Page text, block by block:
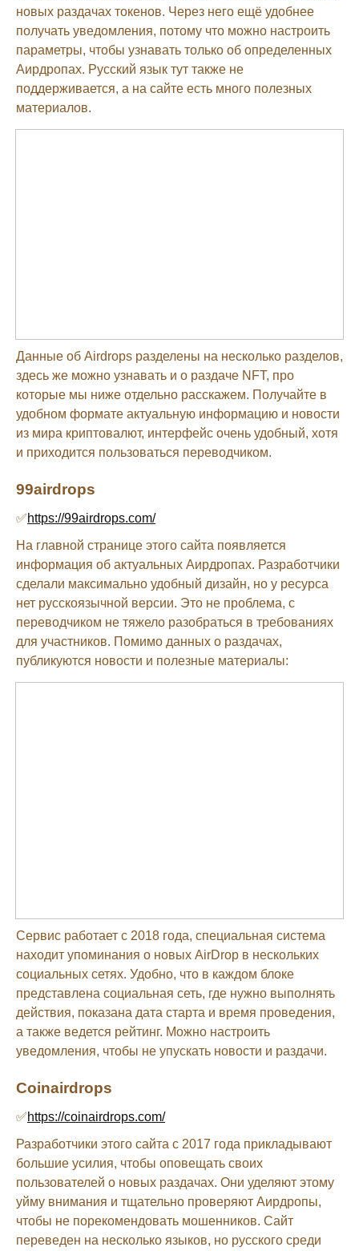
новых раздачах токенов. Через него ещё удобнее
получать уведомления, потому что можно настроить
параметры, чтобы узнавать только об определенных
Аирдропах. Русский язык тут также не
поддерживается, а на сайте есть много полезных
материалов.
Данные об Airdrops разделены на несколько разделов,
здесь же можно узнавать и о раздаче NFT, про
которые мы ниже отдельно расскажем. Получайте в
удобном формате актуальную информацию и новости
из мира криптовалют, интерфейс очень удобный, хотя
и приходится пользоваться переводчиком.
99airdrops
✅https://99airdrops.com/
На главной странице этого сайта появляется
информация об актуальных Аирдропах. Разработчики
сделали максимально удобный дизайн, но у ресурса
нет русскоязычной версии. Это не проблема, с
переводчиком не тяжело разобраться в требованиях
для участников. Помимо данных о раздачах,
публикуются новости и полезные материалы:
Сервис работает с 2018 года, специальная система
находит упоминания о новых AirDrop в нескольких
социальных сетях. Удобно, что в каждом блоке
представлена социальная сеть, где нужно выполнять
действия, показана дата старта и время проведения,
а также ведется рейтинг. Можно настроить
уведомления, чтобы не упускать новости и раздачи.
Coinairdrops
✅https://coinairdrops.com/
Разработчики этого сайта с 2017 года прикладывают
большие усилия, чтобы оповещать своих
пользователей о новых раздачах. Они уделяют этому
уйму внимания и тщательно проверяют Аирдропы,
чтобы не порекомендовать мошенников. Сайт
переведен на несколько языков, но русского среди